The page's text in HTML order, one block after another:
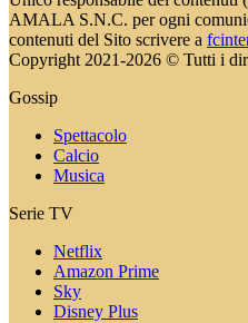
AMALA S.N.C. per ogni
contenuti del Sito scrivere a
Copyright 2021-2026 © Tutti i
Gossip
Spettacolo
Calcio
Musica
Serie TV
Netflix
Amazon Prime
Sky
Disney Plus